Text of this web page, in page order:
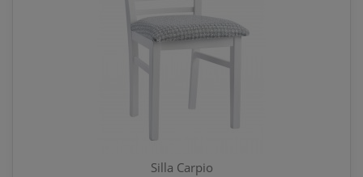
Silla Carpio